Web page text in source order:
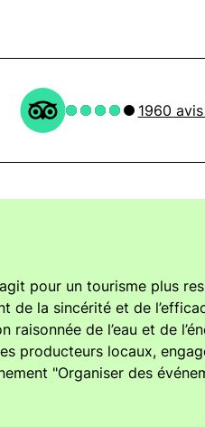
1960
pour un tourisme plus
de la sincérité et de
de l’eau et de
producteurs locaux,
"Organiser des